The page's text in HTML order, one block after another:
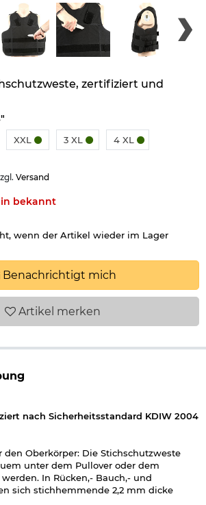
zertifiziert und
"
XXL 3 XL 4 XL
Versand
bekannt
wenn der Artikel wieder im Lager
Benachrichtigt mich
Artikel merken
nach Sicherheitsstandard KDIW 2004
Oberkörper: Die Stichschutzweste
unter dem Pullover oder dem
In Rücken,- Bauch,- und
sich stichhemmende 2,2 mm dicke